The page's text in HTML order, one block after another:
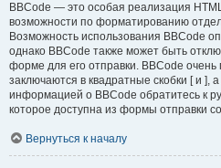
BBCode — это особая реализация
возможности по форматированию
Возможность использования BBCode
однако BBCode также может быть
форме для его отправки. BBCode очень
заключаются в квадратные скобки [ и ],
информацией о BBCode обратитесь к
которое доступна из формы отправки
Вернуться к началу